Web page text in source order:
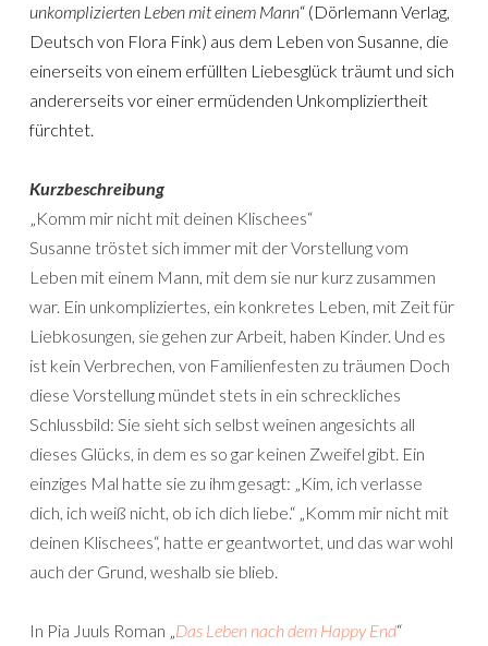
unkomplizierten Leben mit einem Mann“ (Dörlemann Verlag,
Deutsch von Flora Fink) aus dem Leben von Susanne, die
einerseits von einem erfüllten Liebesglück träumt und sich
andererseits vor einer ermüdenden Unkompliziertheit
fürchtet.
Kurzbeschreibung
„Komm mir nicht mit deinen Klischees“
Susanne tröstet sich immer mit der Vorstellung vom
Leben mit einem Mann, mit dem sie nur kurz zusammen
war. Ein unkompliziertes, ein konkretes Leben, mit Zeit für
Liebkosungen, sie gehen zur Arbeit, haben Kinder. Und es
ist kein Verbrechen, von Familienfesten zu träumen Doch
diese Vorstellung mündet stets in ein schreckliches
Schlussbild: Sie sieht sich selbst weinen angesichts all
dieses Glücks, in dem es so gar keinen Zweifel gibt. Ein
einziges Mal hatte sie zu ihm gesagt: „Kim, ich verlasse
dich, ich weiß nicht, ob ich dich liebe.“ „Komm mir nicht mit
deinen Klischees“, hatte er geantwortet, und das war wohl
auch der Grund, weshalb sie blieb.
In Pia Juuls Roman „Das Leben nach dem Happy End“